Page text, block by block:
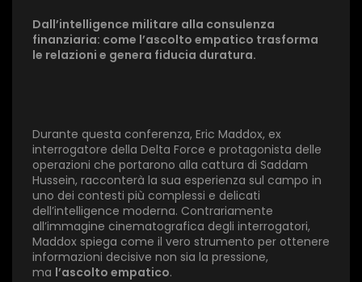
Dall’intelligence militare alla consulenza
finanziaria: come l’ascolto empatico trasforma
le relazioni e genera fiducia duratura.
Durante questa conferenza, Eric Maddox, ex
interrogatore della Delta Force e protagonista delle
operazioni che portarono alla cattura di Saddam
Hussein, racconterà la sua esperienza sul campo in
uno dei contesti più complessi e delicati
dell’intelligence moderna. Contrariamente
all’immagine cinematografica degli interrogatori,
Maddox spiega come il vero strumento per ottenere
informazioni decisive non sia la pressione,
ma l’ascolto empatico.